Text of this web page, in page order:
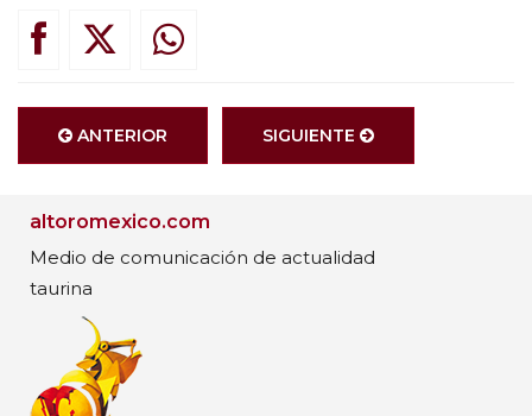
ANTERIOR SIGUIENTE
altoromexico.com
Medio de comunicación de actualidad
taurina